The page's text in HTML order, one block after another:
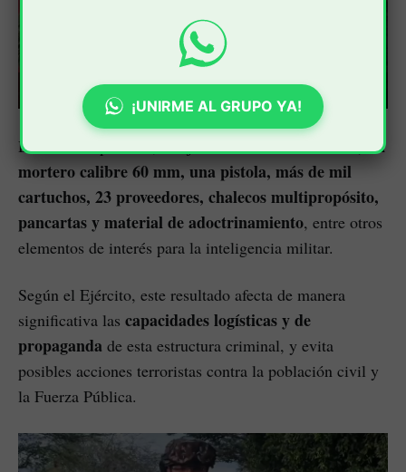
/ 0:53
Durante el operativo, el Ejército incautódos fusiles, un
mortero calibre 60 mm, una pistola, más de mil
cartuchos, 23 proveedores, chalecos multipropósito,
pancartas y material de adoctrinamiento, entre otros
elementos de interés para la inteligencia militar.
Según el Ejército, este resultado afecta de manera
significativa las capacidades logísticas y de
propaganda de esta estructura criminal, y evita
posibles acciones terroristas contra la población civil y
la Fuerza Pública.
¡UNIRME AL GRUPO YA!